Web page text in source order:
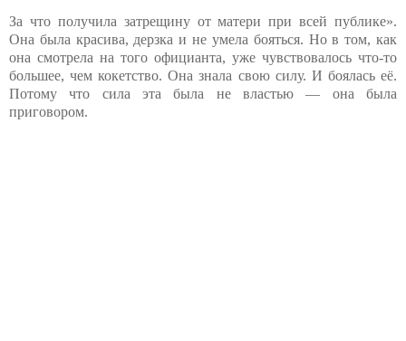
За что получила затрещину от матери при всей публике».
Она была красива, дерзка и не умела бояться. Но в том, как
она смотрела на того официанта, уже чувствовалось что-то
большее, чем кокетство. Она знала свою силу. И боялась её.
Потому что сила эта была не властью — она была
приговором.